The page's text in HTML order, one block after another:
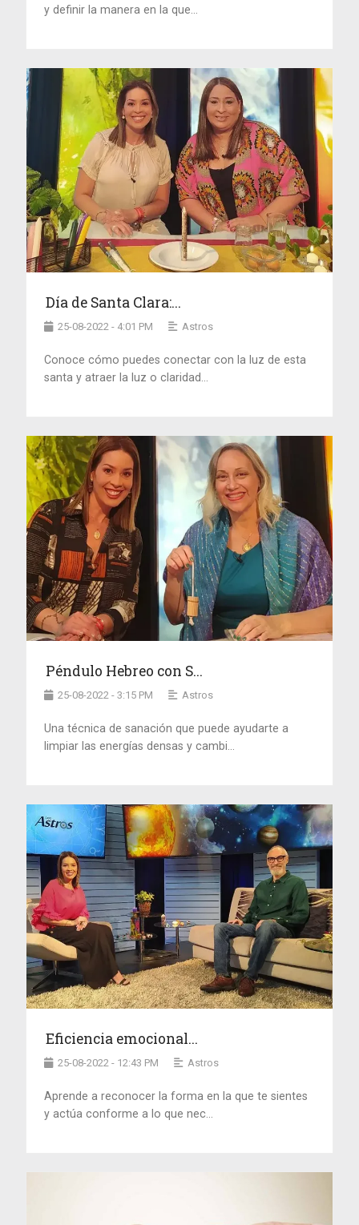
y definir la manera en la que...
Día de Santa Clara:...
25-08-2022 - 4:01 PM Astros
Conoce cómo puedes conectar con la luz de esta
santa y atraer la luz o claridad...
Péndulo Hebreo con S...
25-08-2022 - 3:15 PM Astros
Una técnica de sanación que puede ayudarte a
limpiar las energías densas y cambi...
Eficiencia emocional...
25-08-2022 - 12:43 PM Astros
Aprende a reconocer la forma en la que te sientes
y actúa conforme a lo que nec...